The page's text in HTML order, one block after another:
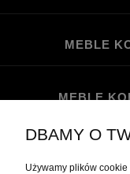
MEBLE
MEBLE
DBAMY O
Używamy plików